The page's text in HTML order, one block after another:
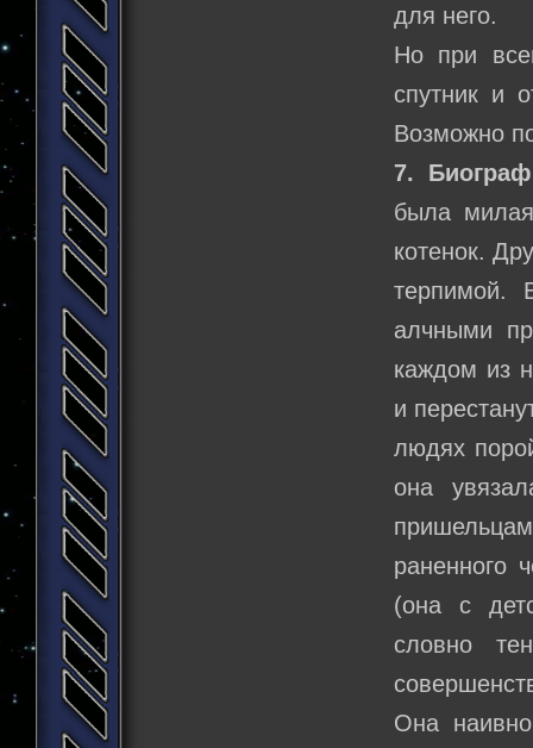
для него.
Но при
спутник и
Возможно
7.
была
котенок.
терпимой.
алчными
каждом из
и
людях
она
раненного
(она с
словно
Она